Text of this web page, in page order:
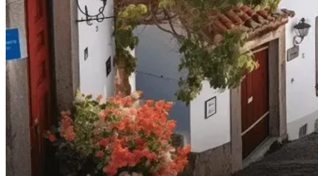
Passeio de bicicleta no Alentejo - rota Vinícola e Património
8 Dias 3/5